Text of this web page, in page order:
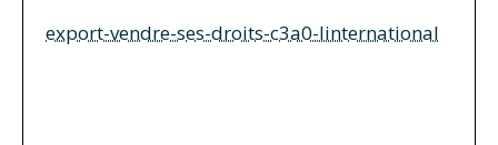
export-vendre-ses-droits-c3a0-linternational